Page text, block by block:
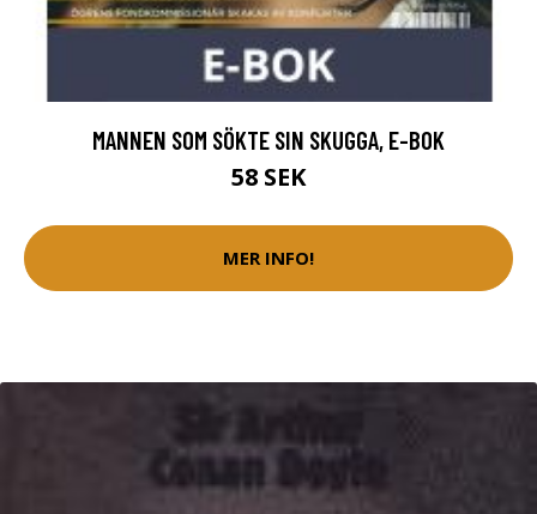
MANNEN SOM SÖKTE SIN SKUGGA, E-BOK
58 SEK
MER INFO!